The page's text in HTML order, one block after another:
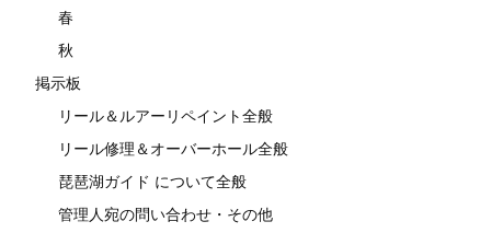
春
秋
掲示板
リール＆ルアーリペイント全般
リール修理＆オーバーホール全般
琵琶湖ガイド について全般
管理人宛の問い合わせ・その他